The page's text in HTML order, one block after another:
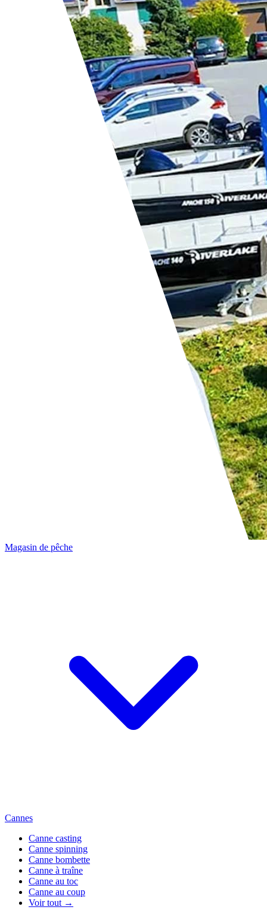
Magasin de pêche
Cannes
Canne casting
Canne spinning
Canne bombette
Canne à traîne
Canne au toc
Canne au coup
Voir tout →